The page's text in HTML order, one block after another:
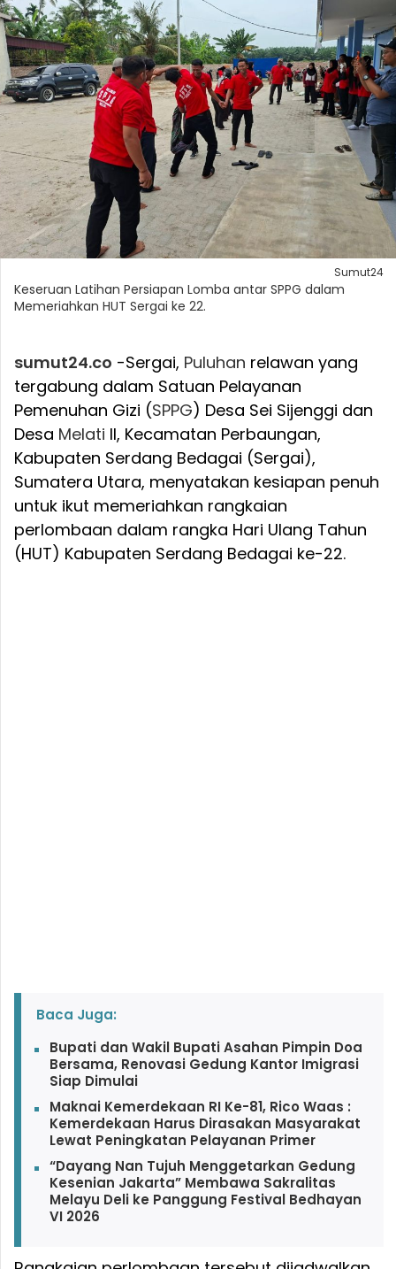
Sumut24
Keseruan Latihan Persiapan Lomba antar SPPG dalam
Memeriahkan HUT Sergai ke 22.
sumut24.co -Sergai, Puluhan relawan yang
tergabung dalam Satuan Pelayanan
Pemenuhan Gizi (SPPG) Desa Sei Sijenggi dan
Desa Melati II, Kecamatan Perbaungan,
Kabupaten Serdang Bedagai (Sergai),
Sumatera Utara, menyatakan kesiapan penuh
untuk ikut memeriahkan rangkaian
perlombaan dalam rangka Hari Ulang Tahun
(HUT) Kabupaten Serdang Bedagai ke-22.
Baca Juga:
Bupati dan Wakil Bupati Asahan Pimpin Doa
Bersama, Renovasi Gedung Kantor Imigrasi
Siap Dimulai
Maknai Kemerdekaan RI Ke-81, Rico Waas :
Kemerdekaan Harus Dirasakan Masyarakat
Lewat Peningkatan Pelayanan Primer
“Dayang Nan Tujuh Menggetarkan Gedung
Kesenian Jakarta” Membawa Sakralitas
Melayu Deli ke Panggung Festival Bedhayan
VI 2026